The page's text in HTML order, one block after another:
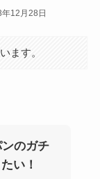
12月28日
ます。
ンのガチ
い！